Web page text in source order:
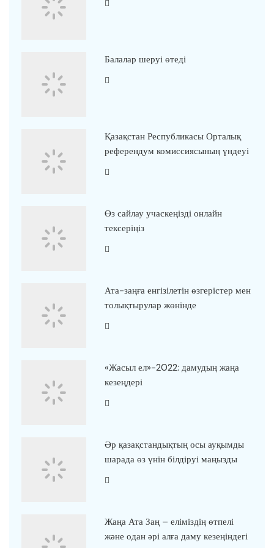
Балалар шеруі өтеді
Қазақстан Республикасы Орталық
референдум комиссиясының үндеуі
Өз сайлау учаскеңізді онлайн
тексеріңіз
Ата-заңға енгізілетін өзгерістер мен
толықтырулар жөнінде
«Жасыл ел»-2022: дамудың жаңа
кезеңдері
Әр қазақстандықтың осы ауқымды
шарада өз үнін білдіруі маңызды
Жаңа Ата Заң – еліміздің өтпелі
және одан әрі алға даму кезеңіндегі